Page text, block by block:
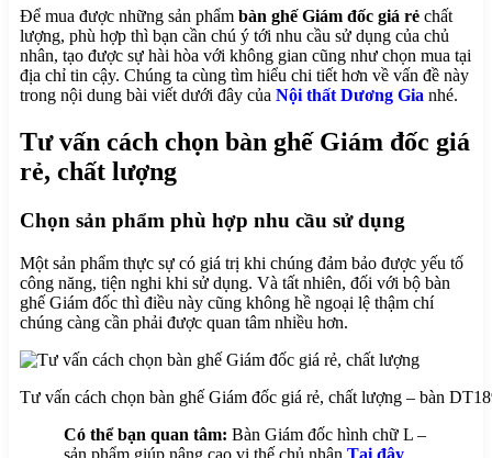
Thiết Kế Phòng Giám Đốc
Nội Thất Hội Trường
Bàn Hội Trường
Ghế Hội Trường
Thiết Kế Hội Trường
Vách Tiêu Âm Hội Trường
Nội Thất Phòng Họp
Bàn Phòng Họp
Ghế Phòng Họp
Nội Thất Phòng Khánh Tiết
Thiết Kế Nội Thất Phòng Họp
Vách Ngăn
Vách Ngăn Vệ Sinh
Vách Ngăn Văn Phòng
Nội Thất Khách Sạn
Tủ Khách Sạn
Bàn Trang Điểm
Thiết Kế Nội Thất Khách Sạn
Nội Thất Gia Đình
Nội Thất Phòng Ăn
Nội Thất Phòng Khách
Để mua được những sản phẩm bàn ghế Giám đốc giá rẻ chất
lượng, phù hợp thì bạn cần chú ý tới nhu cầu sử dụng của chủ
nhân, tạo được sự hài hòa với không gian cũng như chọn mua tại
địa chỉ tin cậy. Chúng ta cùng tìm hiểu chi tiết hơn về vấn đề này
trong nội dung bài viết dưới đây của Nội thất Dương Gia nhé.
Tư vấn cách chọn bàn ghế Giám đốc giá
rẻ, chất lượng
Chọn sản phẩm phù hợp nhu cầu sử dụng
Một sản phẩm thực sự có giá trị khi chúng đảm bảo được yếu tố
công năng, tiện nghi khi sử dụng. Và tất nhiên, đối với bộ bàn
ghế Giám đốc thì điều này cũng không hề ngoại lệ thậm chí
chúng càng cần phải được quan tâm nhiều hơn.
Tư vấn cách chọn bàn ghế Giám đốc giá rẻ, chất lượng – bàn
Có thể bạn quan tâm: Bàn Giám đốc hình chữ L –
sản phẩm giúp nâng cao vị thế chủ nhân Tại đây